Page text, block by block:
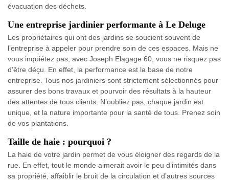
évacuation des déchets.
Une entreprise jardinier performante à Le Deluge
Les propriétaires qui ont des jardins se soucient souvent de
l’entreprise à appeler pour prendre soin de ces espaces. Mais ne
vous inquiétez pas, avec Joseph Elagage 60, vous ne risquez pas
d’être déçu. En effet, la performance est la base de notre
entreprise. Tous nos jardiniers sont strictement sélectionnés pour
assurer des bons travaux et pourvoir des résultats à la hauteur
des attentes de tous clients. N’oubliez pas, chaque jardin est
unique, et la nature importante pour la santé de tous. Prenez soin
de vos plantations.
Taille de haie : pourquoi ?
La haie de votre jardin permet de vous éloigner des regards de la
rue. En effet, tout le monde aimerait avoir le peu d’intimités dans
sa propriété, affaiblir le bruit de la circulation et d’autres sources